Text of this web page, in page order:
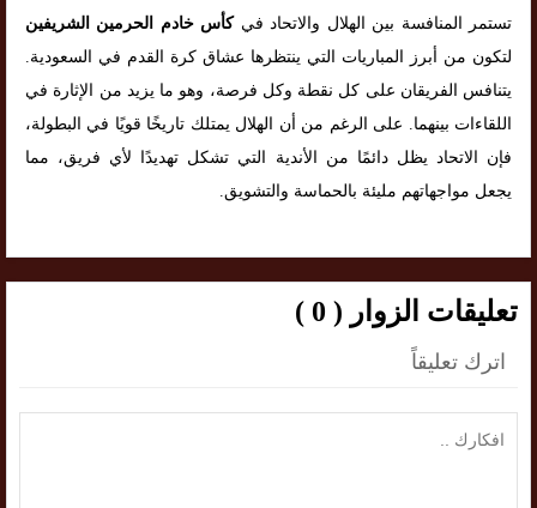
تستمر المنافسة بين الهلال والاتحاد فيكأس خادم الحرمين الشريفين
لتكون من أبرز المباريات التي ينتظرها عشاق كرة القدم في السعودية.
يتنافس الفريقان على كل نقطة وكل فرصة، وهو ما يزيد من الإثارة في
اللقاءات بينهما. على الرغم من أن الهلال يمتلك تاريخًا قويًا في البطولة،
فإن الاتحاد يظل دائمًا من الأندية التي تشكل تهديدًا لأي فريق، مما
يجعل مواجهاتهم مليئة بالحماسة والتشويق.
تعليقات الزوار ( 0 )
اترك تعليقاً